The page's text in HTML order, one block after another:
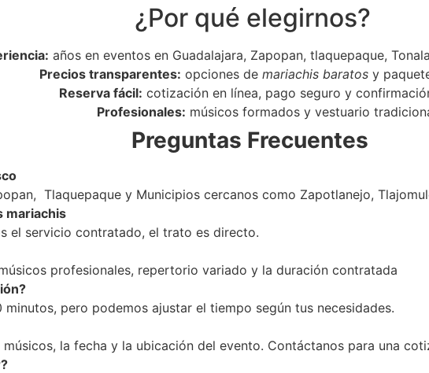
¿Por qué elegirnos?
años en eventos en Guadalajara, Zapopan, tlaquepaque,
Precios transparentes: opciones de mariachis baratos y
Reserva fácil: cotización en línea, pago seguro y
Profesionales: músicos formados y vestuario
Preguntas Frecuentes
Tlaquepaque y Municipios cercanos como Zapotlanejo,
mariachis
el servicio contratado, el trato es directo.
profesionales, repertorio variado y la duración contratada
pero podemos ajustar el tiempo según tus necesidades.
la fecha y la ubicación del evento. Contáctanos para una